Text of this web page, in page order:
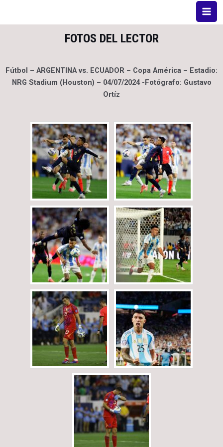
FOTOS DEL LECTOR
Fútbol – ARGENTINA vs. ECUADOR – Copa América – Estadio:
NRG Stadium (Houston) – 04/07/2024 -Fotógrafo: Gustavo
Ortíz